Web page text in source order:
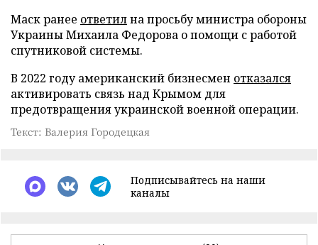
Маск ранее ответилна просьбу министра обороны
Украины Михаила Федорова о помощи с работой
спутниковой системы.
В 2022 году американский бизнесмен отказался
активировать связь над Крымом для
предотвращения украинской военной операции.
Текст: Валерия Городецкая
Подписывайтесь на наши
каналы